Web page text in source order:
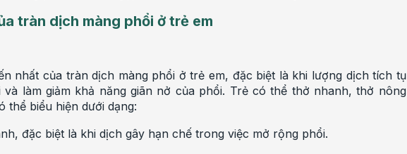
tràn dịch màng phổi ở trẻ em
nhất của tràn dịch màng phổi ở trẻ em, đặc biệt là khi lượng dịch tích tụ
làm giảm khả năng giãn nở của phổi. Trẻ có thể thở nhanh, thở nông
thể biểu hiện dưới dạng:
đặc biệt là khi dịch gây hạn chế trong việc mở rộng phổi.